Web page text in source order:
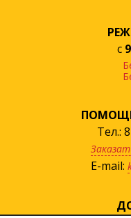
с
Тел.:
E-mail: